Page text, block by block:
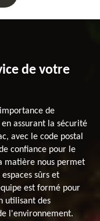
de votre
de
assurant la sécurité
avec le code postal
confiance pour le
matière nous permet
sûrs et
est formé pour
utilisant des
l'environnement.